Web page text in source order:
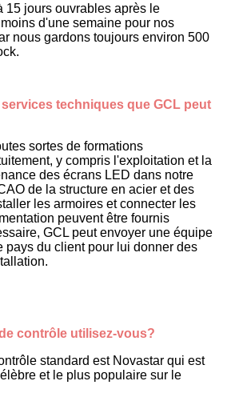
15 jours ouvrables après le
d'une semaine pour nos
nous gardons toujours environ 500
techniques que GCL peut
sortes de formations
y compris l'exploitation et la
des écrans LED dans notre
de la structure en acier et des
les armoires et connecter les
peuvent être fournis
GCL peut envoyer une équipe
pays du client pour lui donner des
contrôle utilisez-vous?
standard est Novastar qui est
et le plus populaire sur le